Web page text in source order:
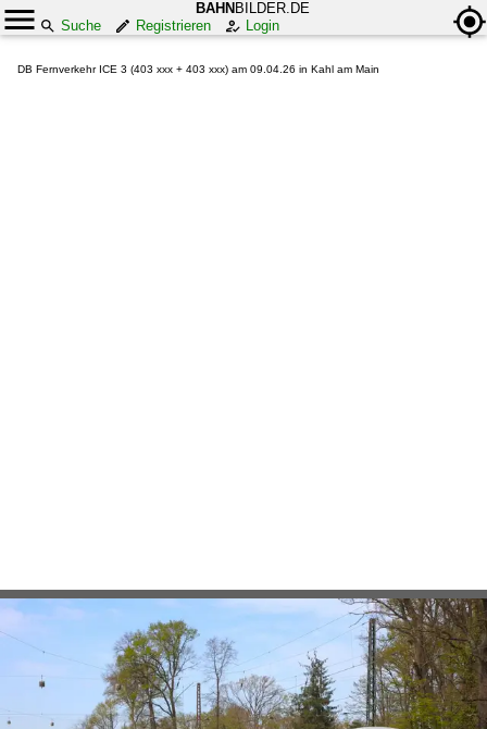
BAHN BILDER.DE
Suche
Registrieren Login
DB Fernverkehr ICE 3 (403 xxx + 403 xxx) am 09.04.26 in Kahl am Main